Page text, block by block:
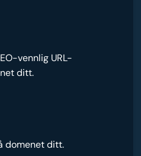
vennlig URL-
ditt.
domenet ditt.